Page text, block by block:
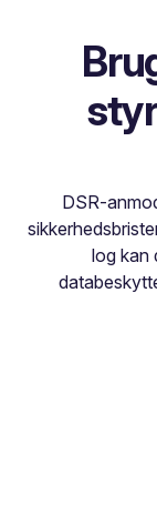
DSR-
log kan